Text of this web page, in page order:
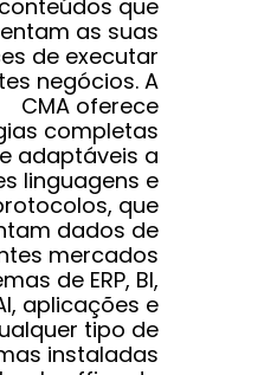
conteúdos que
as suas
de executar
negócios. A
CMA oferece
completas
e adaptáveis a
linguagens e
que
dados de
mercados
de ERP, BI,
aplicações e
tipo de
instaladas